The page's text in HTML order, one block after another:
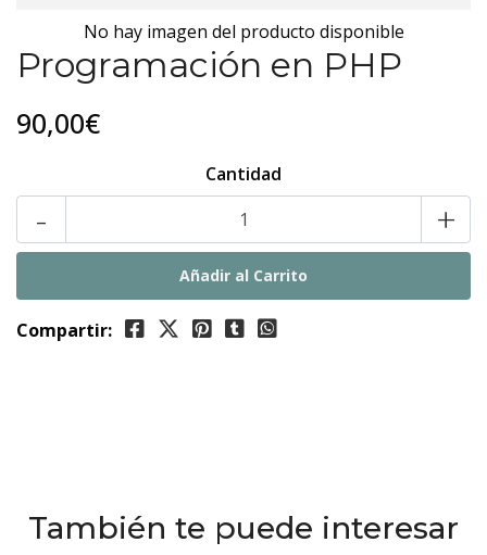
No hay imagen del producto disponible
Programación en PHP
90,00€
Cantidad
- +
Compartir:
También te puede interesar